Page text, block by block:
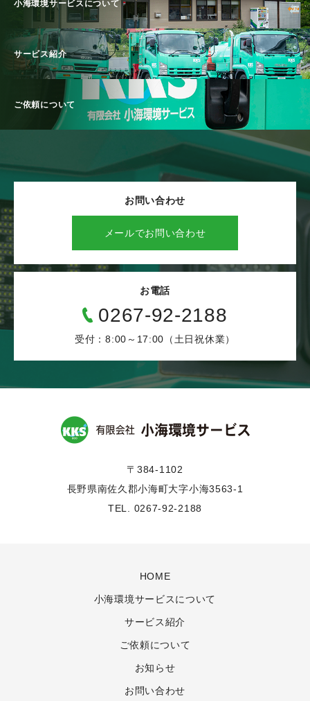
小海環境サービスについて
サービス紹介
ご依頼について
お問い合わせ
メールでお問い合わせ
お電話
0267-92-2188
受付：8:00～17:00（土日祝休業）
〒384-1102
長野県南佐久郡小海町大字小海3563-1
TEL. 0267-92-2188
HOME
小海環境サービスについて
サービス紹介
ご依頼について
お知らせ
お問い合わせ